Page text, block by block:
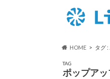
HOME タグ
TAG
ポップア